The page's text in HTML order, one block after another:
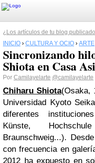
¿Los artículos de tu blog
INICIO › CULTURA Y OCIO › ARTE
Sincronizando
Shiota en Casa
Por Camilayelarte @camilayelarte
Chiharu Shiota(Osaka,
Universidad Kyoto
diferentes
Künste,
Braunschweig...).
con frecuencia en
2012 ha expuesto en